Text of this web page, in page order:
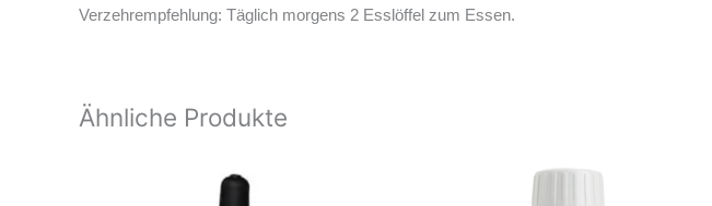
Verzehrempfehlung: Täglich morgens 2 Esslöffel zum Essen.
Ähnliche Produkte